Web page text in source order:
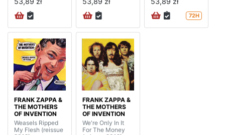
72H
FRANK ZAPPA &
THE MOTHERS
OF INVENTION
Weasels Ripped
My Flesh (reissue
FRANK ZAPPA &
THE MOTHERS
OF INVENTION
We're Only In It
For The Money